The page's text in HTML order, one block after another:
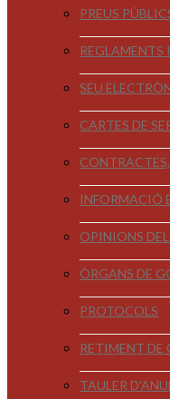
PREUS
REGLAMENTS
SEU
CARTES DE
INFORMACIÓ
OPINIONS
ÒRGANS DE
PROTOCOLS
RETIMENT DE
TAULER